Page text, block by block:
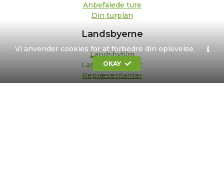
Vi anvender cookies for at forbedre din oplevelse.
OKAY
Anbefalede ture
Din turplan
Landsbyerne
Landsbyfilm
Landsbypedeller
Repræsentanter